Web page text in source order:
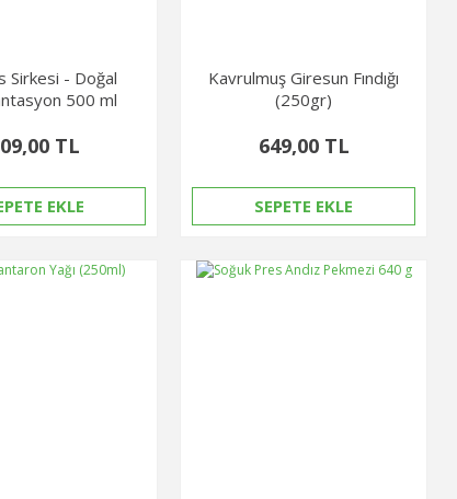
Sirkesi - Doğal
500 ml
TL
EKLE
Kavrulmuş Giresun Fındığı
(250gr)
649,00 TL
SEPETE EKLE